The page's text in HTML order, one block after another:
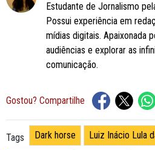
Estudante de Jornalismo
Possui experiência em
mídias digitais. Apaixonada
audiências e explorar as
comunicação.
Gostou? Compartilhe
Tags Dark horse Luiz Inácio Lula